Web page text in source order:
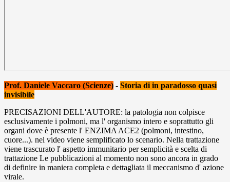
Prof. Daniele Vaccaro (Scienze) - Storia di in paradosso quasi
invisibile
PRECISAZIONI DELL'AUTORE: la patologia non colpisce
esclusivamente i polmoni, ma l' organismo intero e soprattutto gli
organi dove è presente l' ENZIMA ACE2 (polmoni, intestino,
cuore...). nel video viene semplificato lo scenario. Nella trattazione
viene trascurato l' aspetto immunitario per semplicità e scelta di
trattazione Le pubblicazioni al momento non sono ancora in grado
di definire in maniera completa e dettagliata il meccanismo d' azione
virale.